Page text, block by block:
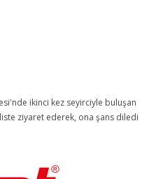
ikinci kez seyirciyle buluşan
ziyaret ederek, ona şans diledi